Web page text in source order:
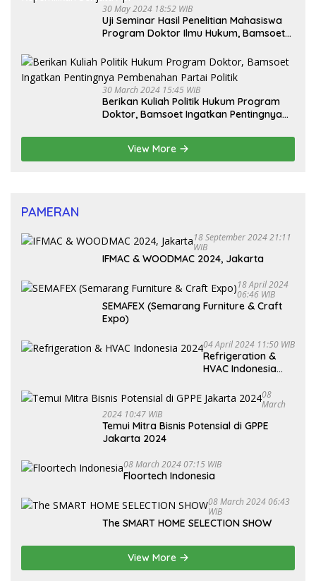
30 May 2024 18:52 WIB
Uji Seminar Hasil Penelitian Mahasiswa
Program Doktor Ilmu Hukum, Bamsoet
Senjata Api
30 March 2024 15:45 WIB
Berikan Kuliah Politik Hukum Program
Doktor, Bamsoet Ingatkan Pentingnya
View More
PAMERAN
18 September 2024 21:11
WIB
IFMAC & WOODMAC 2024, Jakarta
18 April 2024
06:46 WIB
SEMAFEX (Semarang Furniture & Craft
Expo)
04 April 2024 11:50 WIB
Refrigeration &
HVAC Indonesia
08
March
2024 10:47 WIB
Temui Mitra Bisnis Potensial di GPPE
Jakarta 2024
08 March 2024 07:15 WIB
Floortech Indonesia
08 March 2024 06:43
WIB
The SMART HOME SELECTION SHOW
View More